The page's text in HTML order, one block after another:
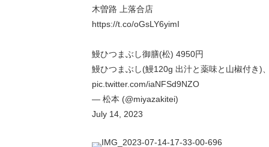
木曽路 上落合店
https://t.co/oGsLY6yimI
鰻ひつまぶし御膳(松) 4950円
鰻ひつまぶし(鰻120g 出汁と薬味と山椒付き)
pic.twitter.com/iaNFSd9NZO
— 松本 (@miyazakitei)
July 14, 2023